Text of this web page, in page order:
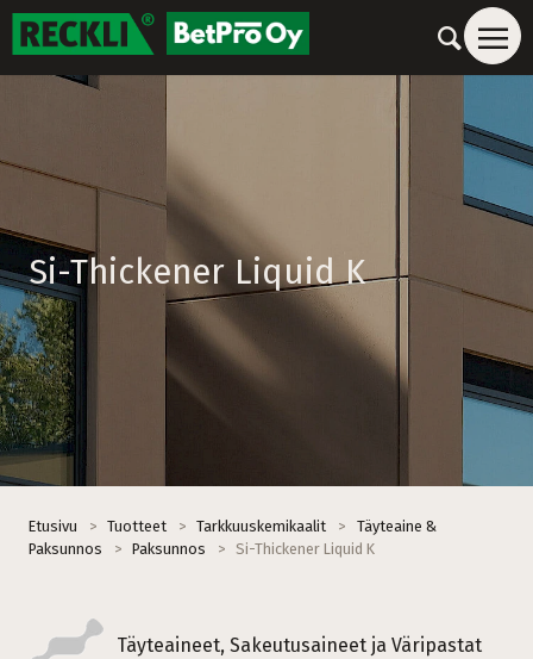
Si-Thickener Liquid K
Etusivu > Tuotteet > Tarkkuuskemikaalit >
Täyteaine &
Paksunnos
> Paksunnos > Si-Thickener Liquid K
Täyteaineet, Sakeutusaineet ja Väripastat